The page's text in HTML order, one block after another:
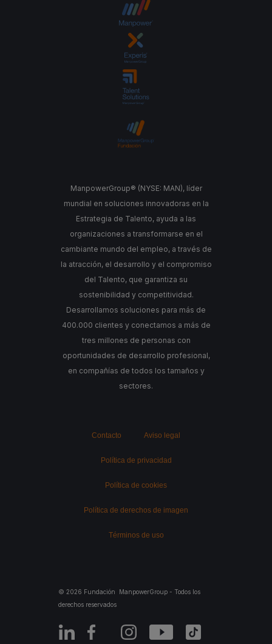
ManpowerGroup® (NYSE: MAN), líder
mundial en soluciones innovadoras en la
Estrategia de Talento, ayuda a las
organizaciones a transformarse en el
cambiante mundo del empleo, a través de
la atracción, el desarrollo y el compromiso
del Talento, que garantiza su
sostenibilidad y competitividad.
Desarrollamos soluciones para más de
400.000 clientes y conectamos a más de
tres millones de personas con
oportunidades de desarrollo profesional,
en compañías de todos los tamaños y
sectores.
Contacto Aviso legal
Política de privacidad
Política de cookies
Política de derechos de imagen
Términos de uso
© 2026 Fundación ManpowerGroup - Todos los
derechos reservados